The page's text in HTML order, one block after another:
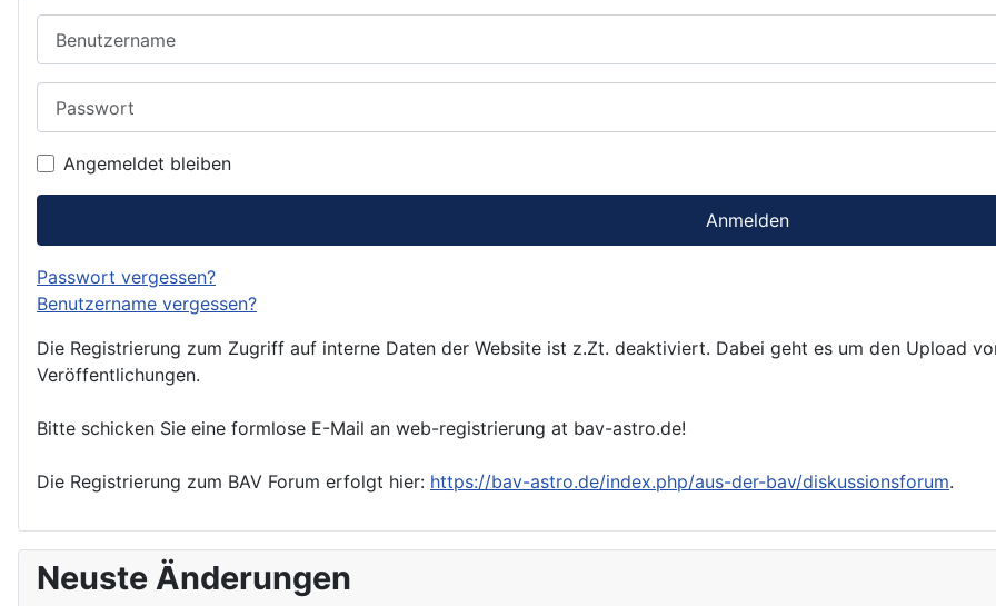
Angemeldet bleiben
Anmelden
Passwort vergessen?
Benutzername vergessen?
Die Registrierung zum Zugriff auf interne Daten der Website ist z.Zt. deaktiviert. Dabei geht es um den Upload
Veröffentlichungen.
Bitte schicken Sie eine formlose E-Mail an web-registrierung at bav-astro.de!
Die Registrierung zum BAV Forum erfolgt hier: https://bav-astro.de/index.php/aus-der-bav/diskussionsforum.
Neuste Änderungen